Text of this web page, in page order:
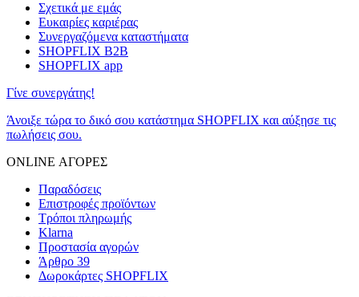
Σχετικά με εμάς
Ευκαιρίες καριέρας
Συνεργαζόμενα καταστήματα
SHOPFLIX B2B
SHOPFLIX app
Γίνε συνεργάτης!
Άνοιξε τώρα το δικό σου κατάστημα SHOPFLIX και αύξησε τις
πωλήσεις σου.
ONLINE ΑΓΟΡΕΣ
Παραδόσεις
Επιστροφές προϊόντων
Τρόποι πληρωμής
Klarna
Προστασία αγορών
Άρθρο 39
Δωροκάρτες SHOPFLIX